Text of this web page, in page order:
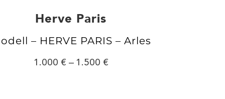
Herve Paris
– HERVE PARIS – Arles
1.000 – 1.500